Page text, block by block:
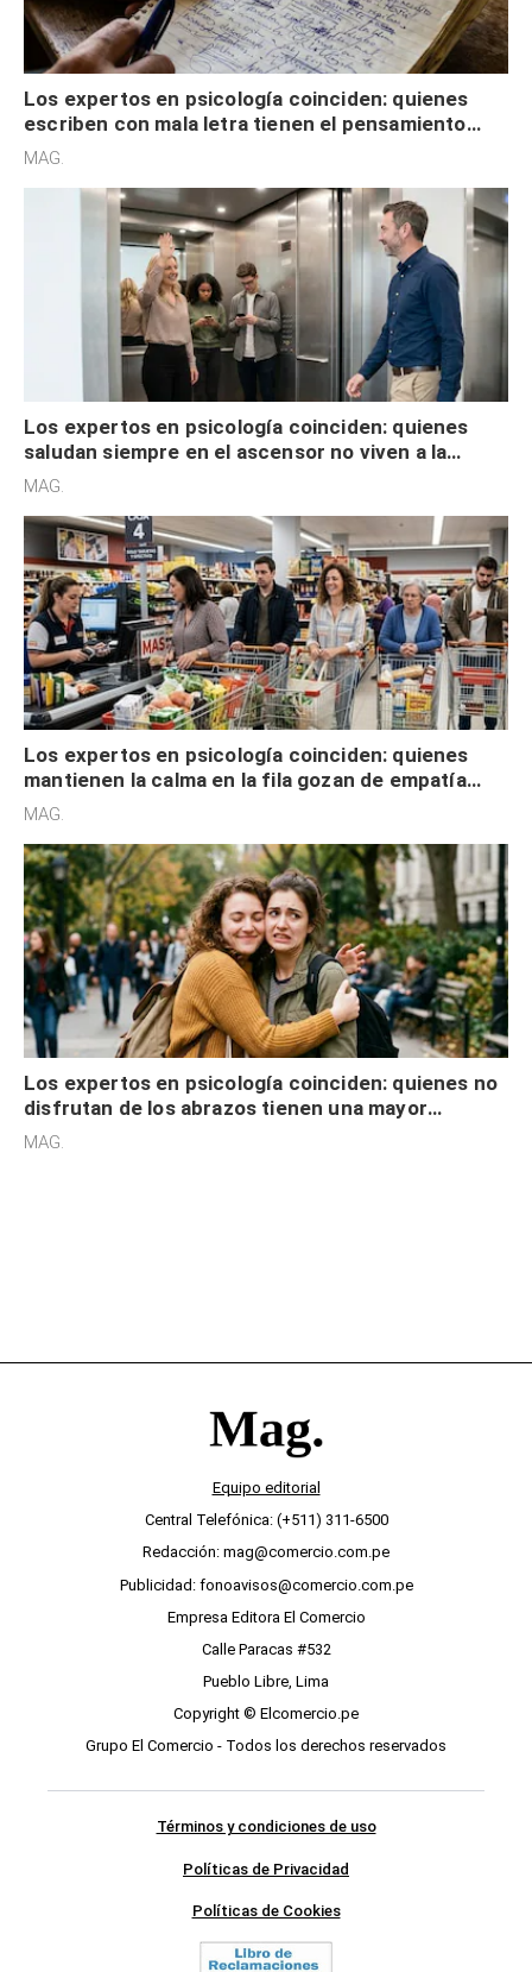
Los expertos en psicología coinciden: quienes
escriben con mala letra tienen el pensamiento
acelerado y no lo hacen por desinterés
MAG.
Los expertos en psicología coinciden: quienes
saludan siempre en el ascensor no viven a la
defensiva y tienen apertura social
MAG.
Los expertos en psicología coinciden: quienes
mantienen la calma en la fila gozan de empatía
cognitiva, gratitud y no solo tienen autocontrol
MAG.
Los expertos en psicología coinciden: quienes no
disfrutan de los abrazos tienen una mayor
sensibilidad a los estímulos físicos y no es por
MAG.
Equipo editorial
Central Telefónica: (+511) 311-6500
Redacción: mag@comercio.com.pe
Publicidad: fonoavisos@comercio.com.pe
Empresa Editora El Comercio
Calle Paracas #532
Pueblo Libre, Lima
Copyright © Elcomercio.pe
Grupo El Comercio - Todos los derechos reservados
Términos y condiciones de uso
Políticas de Privacidad
Políticas de Cookies